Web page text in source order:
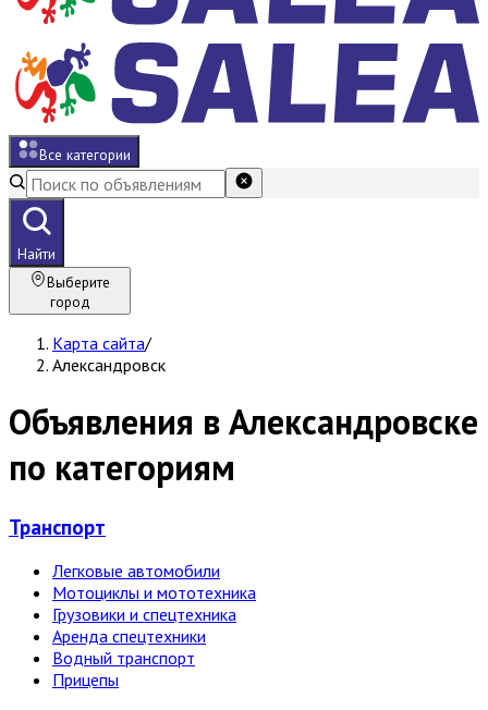
Все категории
Найти
Выберите
город
Карта сайта/
Александровск
Объявления в Александровске
по категориям
Транспорт
Легковые автомобили
Мотоциклы и мототехника
Грузовики и спецтехника
Аренда спецтехники
Водный транспорт
Прицепы